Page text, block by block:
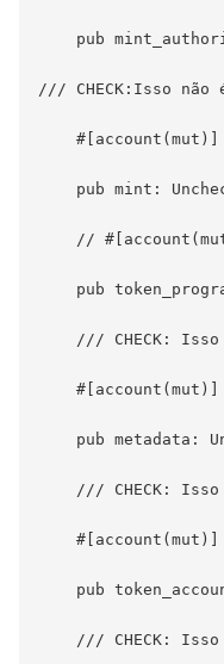
pub
/// CHECK:Isso não
#[account(mut)]
pub mint:
//
pub
/// CHECK: Isso
#[account(mut)]
pub metadata:
/// CHECK: Isso
#[account(mut)]
pub
/// CHECK: Isso